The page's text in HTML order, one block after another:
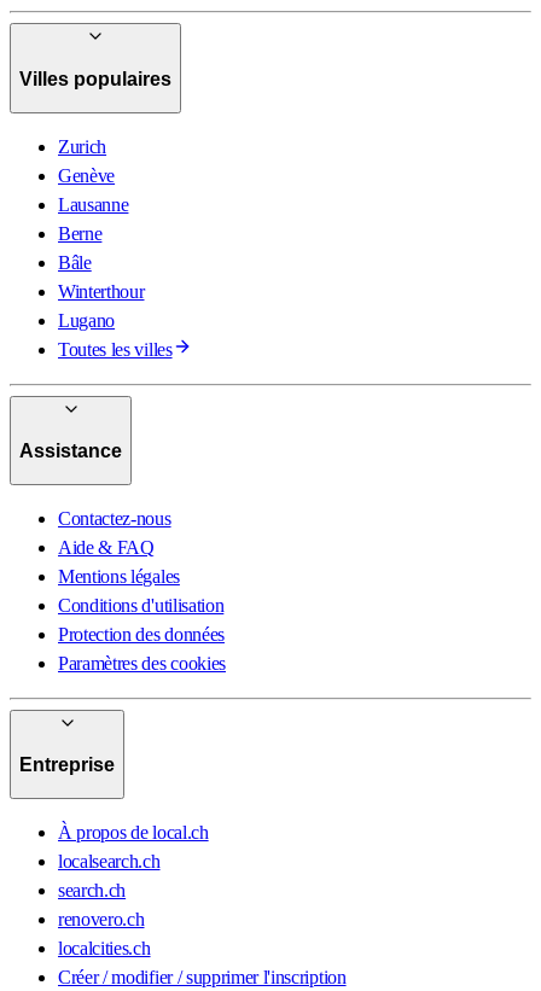
Villes populaires
Zurich
Genève
Lausanne
Berne
Bâle
Winterthour
Lugano
Toutes les villes
Assistance
Contactez-nous
Aide & FAQ
Mentions légales
Conditions d'utilisation
Protection des données
Paramètres des cookies
Entreprise
À propos de local.ch
localsearch.ch
search.ch
renovero.ch
localcities.ch
Créer / modifier / supprimer l'inscription